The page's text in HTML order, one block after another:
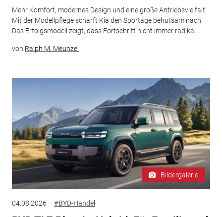
Mehr Komfort, modernes Design und eine große Antriebsvielfalt:
Mit der Modellpflege schärft Kia den Sportage behutsam nach.
Das Erfolgsmodell zeigt, dass Fortschritt nicht immer radikal...
von Ralph M. Meunzel
Bildergalerie
04.08.2026 #BYD-Handel